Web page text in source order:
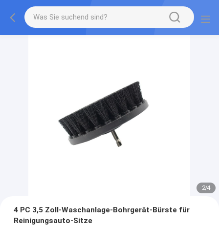
2/4
4 PC 3,5 Zoll-Waschanlage-Bohrgerät-Bürste für
Reinigungsauto-Sitze